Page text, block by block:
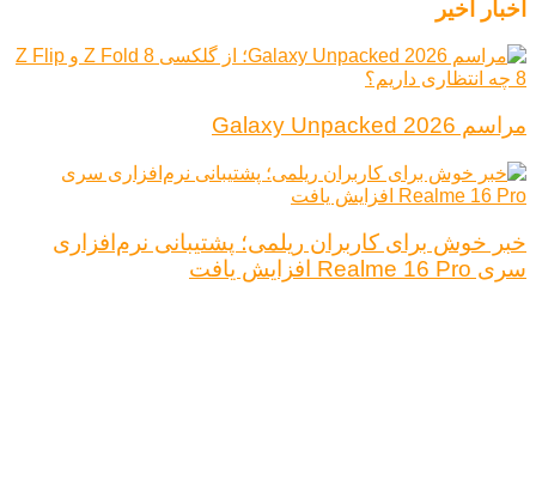
اخبار اخیر
مراسم Galaxy Unpacked 2026
خبر خوش برای کاربران ریلمی؛ پشتیبانی نرم‌افزاری
سری Realme 16 Pro افزایش یافت